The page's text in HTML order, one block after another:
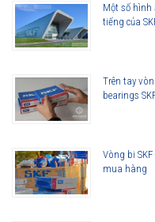
25x47x10 HMSA10
Đại lý ủy quyền SKF chính
999
Một số
tiếng của
Trên tay
bearings
Vòng bi
mua hàng